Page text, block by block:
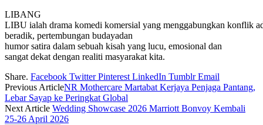
LIBANG
LIBU ialah drama komedi komersial yang menggabungkan konflik
beradik, pertembungan budayadan
humor satira dalam sebuah kisah yang lucu, emosional dan
sangat dekat dengan realiti masyarakat kita.
Share. Facebook Twitter Pinterest LinkedIn Tumblr Email
Previous ArticleNR Mothercare Martabat Kerjaya Penjaga Pantang,
Lebar Sayap ke Peringkat Global
Next Article Wedding Showcase 2026 Marriott Bonvoy Kembali
25-26 April 2026